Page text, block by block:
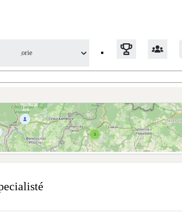
Kategorie
Tepelná čerpadla
Klimatizace pro vytápění
Solární termický systém
Okna / dveře